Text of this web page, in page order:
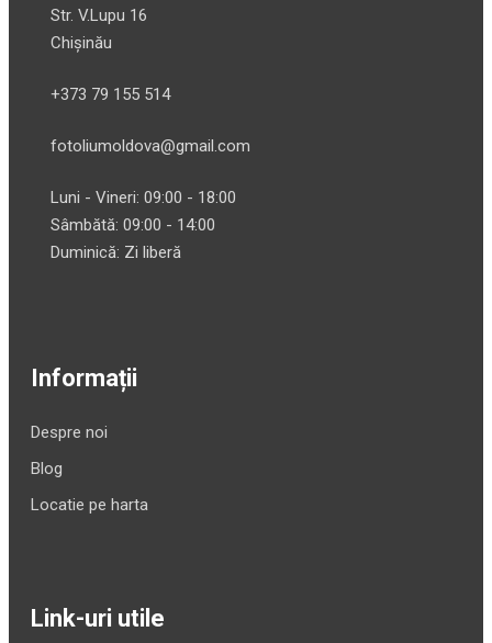
Str. V.Lupu 16
Chișinău
+373 79 155 514
fotoliumoldova@gmail.com
Luni - Vineri: 09:00 - 18:00
Sâmbătă: 09:00 - 14:00
Duminică: Zi liberă
Informații
Despre noi
Blog
Locatie pe harta
Link-uri utile